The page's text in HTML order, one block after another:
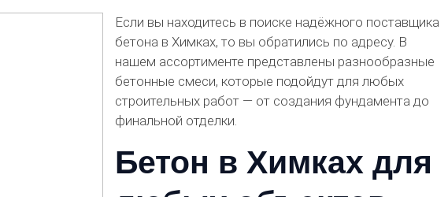
Если вы находитесь в поиске надёжного поставщика
бетона в Химках, то вы обратились по адресу. В
нашем ассортименте представлены разнообразные
бетонные смеси, которые подойдут для любых
строительных работ — от создания фундамента до
финальной отделки.
Бетон в Химках для